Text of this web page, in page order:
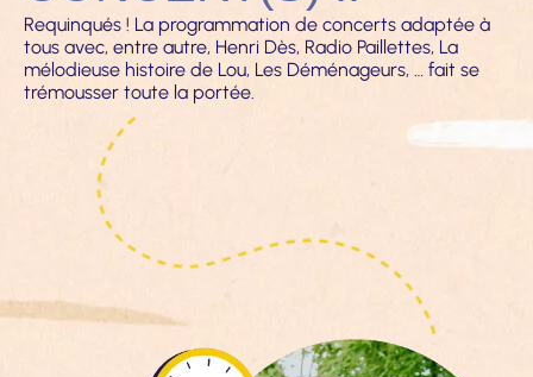
Requinqués ! La programmation de concerts adaptée à
tous avec, entre autre, Henri Dès, Radio Paillettes, La
mélodieuse histoire de Lou, Les Déménageurs, … fait se
trémousser toute la portée.